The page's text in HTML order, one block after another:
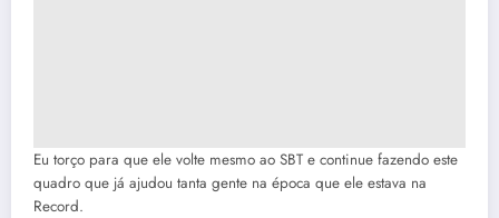
Eu torço para que ele volte mesmo ao SBT e continue fazendo este
quadro que já ajudou tanta gente na época que ele estava na
Record.